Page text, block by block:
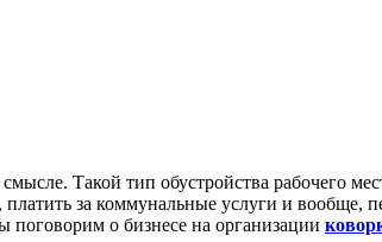
Такой тип обустройства рабочего
за коммунальные услуги и вообще,
поговорим о бизнесе на организации